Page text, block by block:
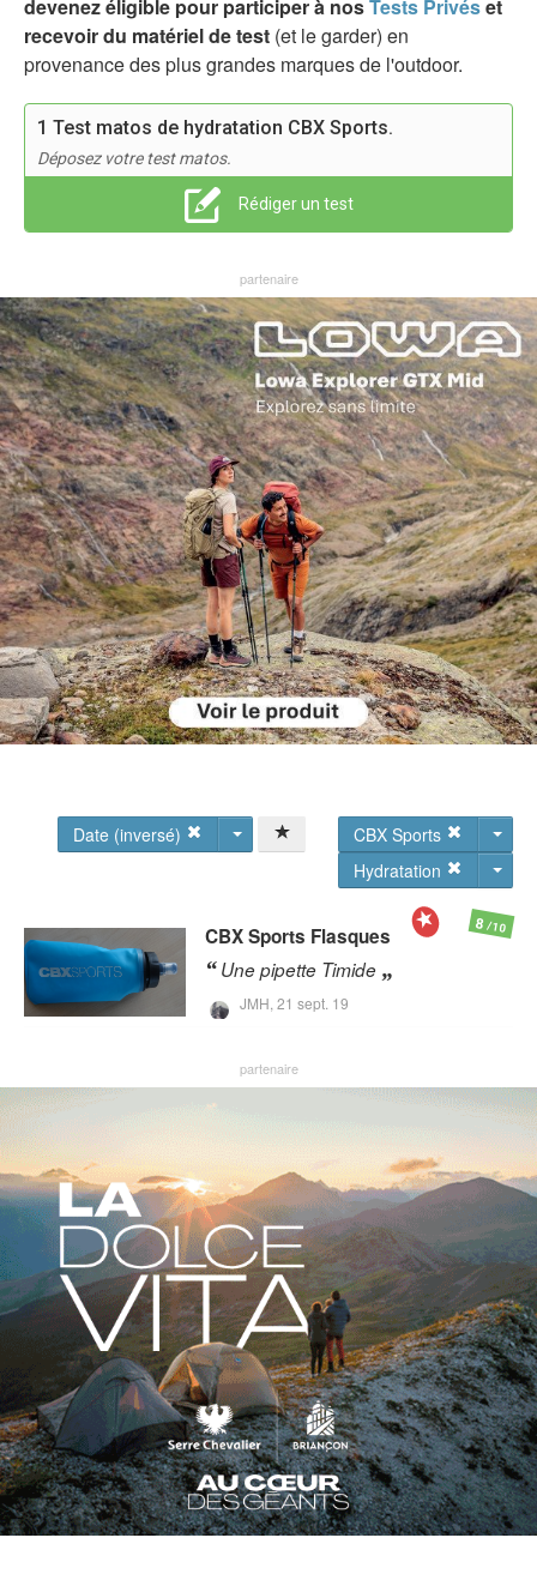
devenez éligible pour participer à nosTests Privéset
recevoir du matériel de test (et le garder) en
provenance des plus grandes marques de l'outdoor.
1 Test matos de hydratation CBX Sports.
Déposez votre test matos.
Rédiger un test
Date (inversé)
CBX Sports
Hydratation
CBX Sports Flasques
Une pipette Timide
JMH, 21 sept. 19
8/10